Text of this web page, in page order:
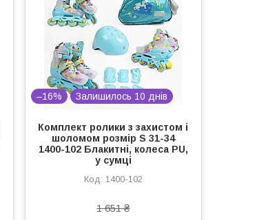
–16% Залишилось 10 днів
Комплект ролики з захистом і
шоломом розмір S 31-34
1400-102 Блакитні, колеса PU,
у сумці
1400-102
1 651 ₴